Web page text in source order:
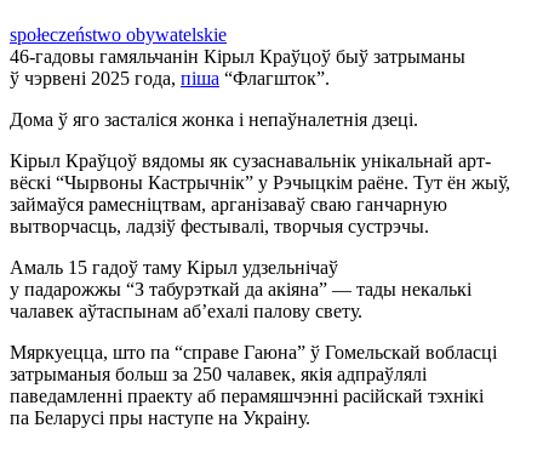
społeczeństwo obywatelskie
46-гадовы гамяльчанін Кірыл Краўцоў быў затрыманы
ў чэрвені 2025 года, піша “Флагшток”.
Дома ў яго засталіся жонка і непаўналетнія дзеці.
Кірыл Краўцоў вядомы як сузаснавальнік унікальнай арт-
вёскі “Чырвоны Кастрычнік” у Рэчыцкім раёне. Тут ён жыў,
займаўся рамесніцтвам, арганізаваў сваю ганчарную
вытворчасць, ладзіў фестывалі, творчыя сустрэчы.
Амаль 15 гадоў таму Кірыл удзельнічаў
у падарожжы “З табурэткай да акіяна” — тады некалькі
чалавек аўтаспынам аб’ехалі палову свету.
Мяркуецца, што па “справе Гаюна” ў Гомельскай вобласці
затрыманыя больш за 250 чалавек, якія адпраўлялі
паведамленні праекту аб перамяшчэнні расійскай тэхнікі
па Беларусі пры наступе на Украіну.